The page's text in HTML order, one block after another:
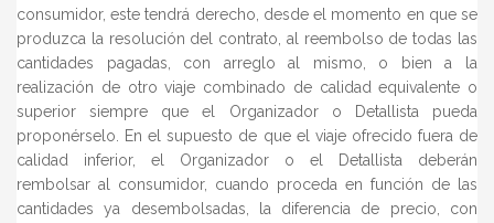
consumidor, este tendrá derecho, desde el momento en que se
produzca la resolución del contrato, al reembolso de todas las
cantidades pagadas, con arreglo al mismo, o bien a la
realización de otro viaje combinado de calidad equivalente o
superior siempre que el Organizador o Detallista pueda
proponérselo. En el supuesto de que el viaje ofrecido fuera de
calidad inferior, el Organizador o el Detallista deberán
rembolsar al consumidor, cuando proceda en función de las
cantidades ya desembolsadas, la diferencia de precio, con